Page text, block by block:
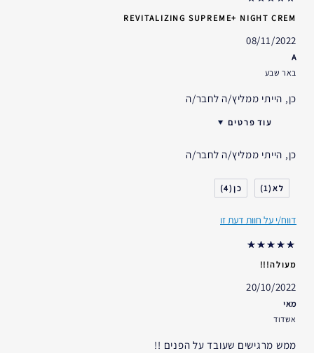
REVITALIZING SUPREME+ NIGHT CREM
08/11/2022
A
באר שבע
כן, הייתי ממליץ/ה לחבר/ה
עוד פרטים
סוג העור
דאגות העור
אני משתמש/ת באסתי לאודר
כן, הייתי ממליץ/ה לחבר/ה
1
4
דווח/י על חוות דעת זו
מעולה!!!
20/10/2022
מאי
אשדוד
ממש מרגישים שעובד על הפנים !!